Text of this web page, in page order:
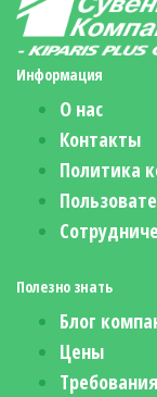
Информация
О нас
Контакты
Политика
Полезно знать
Блог
Цены